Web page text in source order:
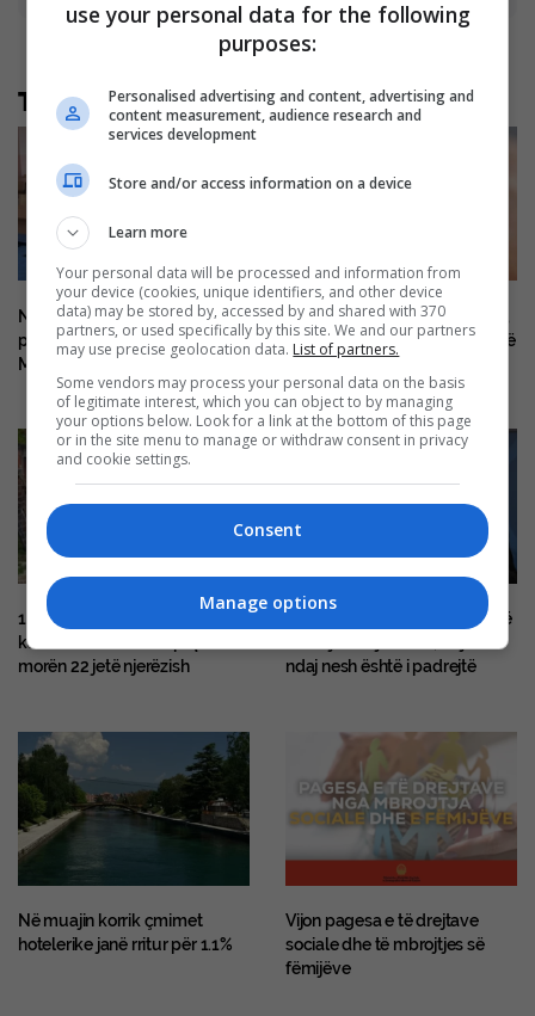
Të tjera nga rubrika
Në shtator pritet të ketë afro
pesë mijë nxënës më pak në
Maqedoninë e Veriut
Virusi i Nilit përhapet në Greqi,
dhjetëra të shtruar dhe gjashtë
viktima
10 vite nga përmbytjet
katastrofike në Shkup që
morën 22 jetë njerëzish
Mucunski: Meritojmë një rrugë
ndaj nesh është i padrejtë
Në muajin korrik çmimet
hotelerike janë rritur për 1.1%
Vijon pagesa e të drejtave
sociale dhe të mbrojtjes së
fëmijëve
use your personal data for the following
purposes:
Personalised advertising and content, advertising and
content measurement, audience research and
services development
Store and/or access information on a device
Learn more
Your personal data will be processed and information from
your device (cookies, unique identifiers, and other device
data) may be stored by, accessed by and shared with 370
partners, or used specifically by this site. We and our partners
may use precise geolocation data. List of partners.
Some vendors may process your personal data on the basis
of legitimate interest, which you can object to by managing
your options below. Look for a link at the bottom of this page
or in the site menu to manage or withdraw consent in privacy
and cookie settings.
Consent
Manage options